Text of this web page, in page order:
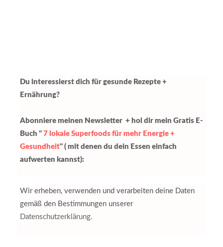
Du interessierst dich für gesunde Rezepte +
Ernährung?
Abonniere meinen Newsletter + hol dir mein Gratis E-
Buch " 7 lokale Superfoods für mehr Energie +
Gesundheit" ( mit denen du dein Essen einfach
aufwerten kannst):
Wir erheben, verwenden und verarbeiten deine Daten
gemäß den Bestimmungen unserer
Datenschutzerklärung.